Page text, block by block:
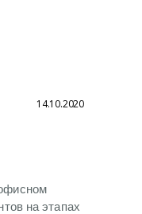
14.10.2020
на этапах